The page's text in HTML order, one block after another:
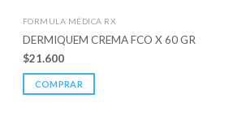
FORMULA MÉDICA RX
DERMIQUEM CREMA FCO X 60 GR
$21.600
COMPRAR